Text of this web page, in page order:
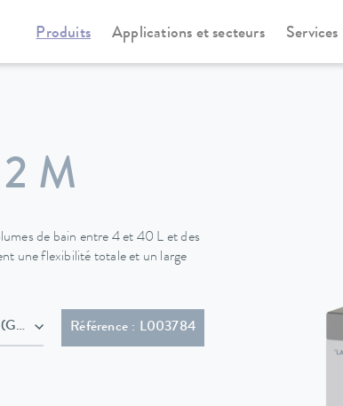
Produits Applications et secteurs Services
Thermostats chauffants Universa
M
de bain entre 4 et 40 L et des
une flexibilité totale et un large
fiche (GB2099, 15934)Référence : L003784